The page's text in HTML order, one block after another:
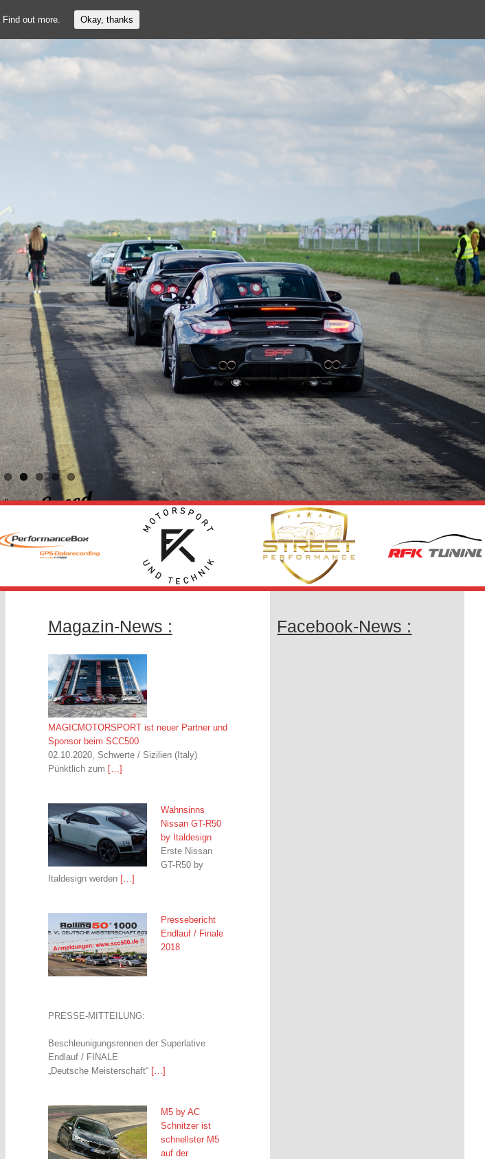
Magazin-News :
MAGICMOTORSPORT ist neuer Partner und
Sponsor beim SCC500
02.10.2020, Schwerte / Sizilien (Italy)
Pünktlich zum […]
Wahnsinns
Nissan GT-R50
by Italdesign
Erste Nissan
GT-R50 by
Italdesign werden […]
Pressebericht
Endlauf / Finale
2018
PRESSE-MITTEILUNG:
Beschleunigungsrennen der Superlative
Endlauf / FINALE
„Deutsche Meisterschaft“ […]
M5 by AC
Schnitzer ist
schnellster M5
auf der
Facebook-News :
Find out more. Okay, thanks